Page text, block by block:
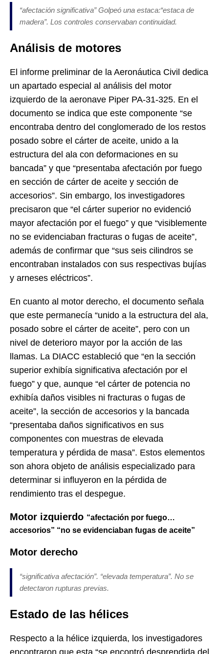
“afectación significativa” Golpeó una estaca:“estaca de
madera”. Los controles conservaban continuidad.
Análisis de motores
El informe preliminar de la Aeronáutica Civil dedica
un apartado especial al análisis del motor
izquierdo de la aeronave Piper PA-31-325. En el
documento se indica que este componente “se
encontraba dentro del conglomerado de los restos
posado sobre el cárter de aceite, unido a la
estructura del ala con deformaciones en su
bancada” y que “presentaba afectación por fuego
en sección de cárter de aceite y sección de
accesorios”. Sin embargo, los investigadores
precisaron que “el cárter superior no evidenció
mayor afectación por el fuego” y que “visiblemente
no se evidenciaban fracturas o fugas de aceite”,
además de confirmar que “sus seis cilindros se
encontraban instalados con sus respectivas bujías
y arneses eléctricos”.
En cuanto al motor derecho, el documento señala
que este permanecía “unido a la estructura del ala,
posado sobre el cárter de aceite”, pero con un
nivel de deterioro mayor por la acción de las
llamas. La DIACC estableció que “en la sección
superior exhibía significativa afectación por el
fuego” y que, aunque “el cárter de potencia no
exhibía daños visibles ni fracturas o fugas de
aceite”, la sección de accesorios y la bancada
“presentaba daños significativos en sus
componentes con muestras de elevada
temperatura y pérdida de masa”. Estos elementos
son ahora objeto de análisis especializado para
determinar si influyeron en la pérdida de
rendimiento tras el despegue.
Motor izquierdo “afectación por fuego…
accesorios” “no se evidenciaban fugas de aceite”
Motor derecho
“significativa afectación”. “elevada temperatura”. No se
detectaron rupturas previas.
Estado de las hélices
Respecto a la hélice izquierda, los investigadores